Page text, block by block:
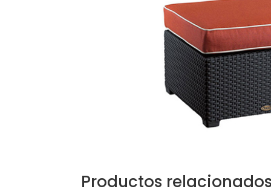
Productos